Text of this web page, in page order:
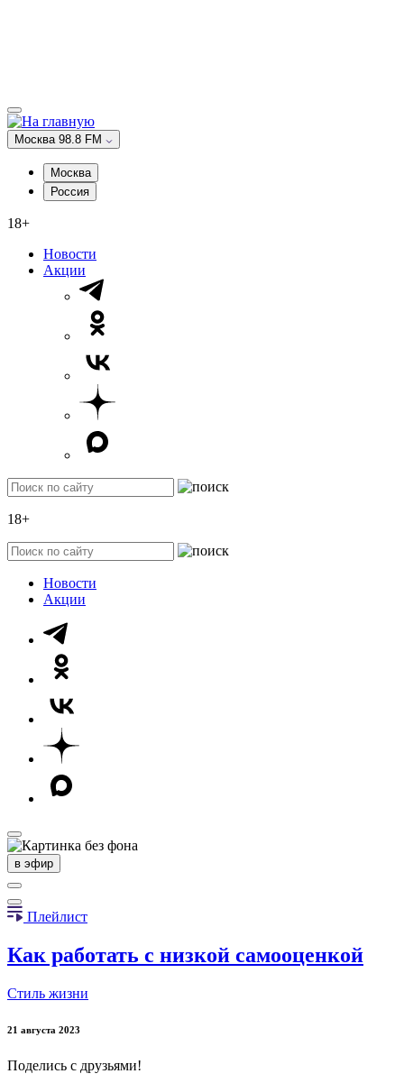
Москва 98.8 FM
Москва
Россия
18+
Новости
Акции
18+
Новости
Акции
в эфир
Плейлист
Как работать с низкой самооценкой
Стиль жизни
21 августа 2023
Поделись с друзьями!